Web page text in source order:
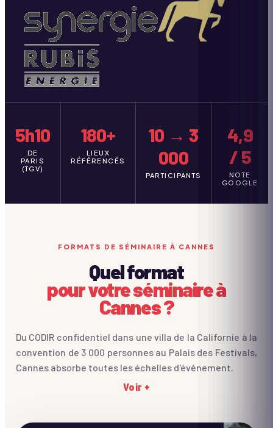
5h10
DE
PARIS
(TGV)
180+
LIEUX
RÉFÉRENCÉS
10 → 3
000
PARTICIPANTS
4,9
/ 5
NOTE
GOOGLE
FORMATS DE SÉMINAIRE À CANNES
Quel format
pour votre séminaire à
Cannes ?
Du CODIR confidentiel dans une villa de la Californie à la
convention de 3 000 personnes au Palais des Festivals,
Cannes absorbe toutes les échelles d'événement.
Voir +